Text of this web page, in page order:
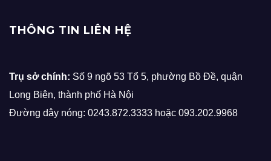
THÔNG TIN LIÊN HỆ
Trụ sở chính: Số 9 ngõ 53 Tổ 5, phường Bồ Đề, quận
Long Biên, thành phố Hà Nội
Đường dây nóng: 0243.872.3333 hoặc 093.202.9968